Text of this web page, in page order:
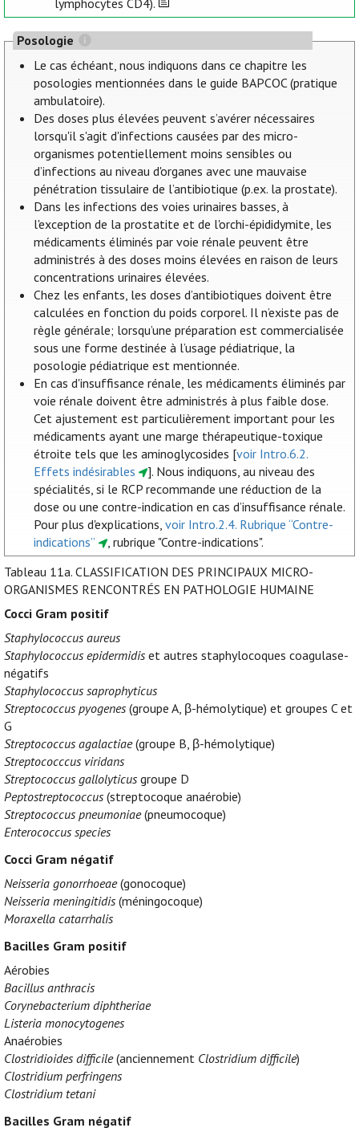
lymphocytes CD4).
Posologie
Le cas échéant, nous indiquons dans ce chapitre les
posologies mentionnées dans le guide BAPCOC (pratique
ambulatoire).
Des doses plus élevées peuvent s’avérer nécessaires
lorsqu'il s'agit d'infections causées par des micro-
organismes potentiellement moins sensibles ou
d’infections au niveau d'organes avec une mauvaise
pénétration tissulaire de l’antibiotique (p.ex. la prostate).
Dans les infections des voies urinaires basses, à
l'exception de la prostatite et de l'orchi-épididymite, les
médicaments éliminés par voie rénale peuvent être
administrés à des doses moins élevées en raison de leurs
concentrations urinaires élevées.
Chez les enfants, les doses d’antibiotiques doivent être
calculées en fonction du poids corporel. Il n’existe pas de
règle générale; lorsqu’une préparation est commercialisée
sous une forme destinée à l’usage pédiatrique, la
posologie pédiatrique est mentionnée.
En cas d'insuffisance rénale, les médicaments éliminés par
voie rénale doivent être administrés à plus faible dose.
Cet ajustement est particulièrement important pour les
médicaments ayant une marge thérapeutique-toxique
étroite tels que les aminoglycosides [voir Intro.6.2.
Effets indésirables
]. Nous indiquons, au niveau des
spécialités, si le RCP recommande une réduction de la
dose ou une contre-indication en cas d’insuffisance rénale.
Pour plus d'explications,voir Intro.2.4. Rubrique “Contre-
indications”
, rubrique "Contre-indications".
Tableau 11a. CLASSIFICATION DES PRINCIPAUX MICRO-
ORGANISMES RENCONTRÉS EN PATHOLOGIE HUMAINE
Cocci Gram positif
Staphylococcus aureus
Staphylococcus epidermidis et autres staphylocoques coagulase-
négatifs
Staphylococcus saprophyticus
Streptococcus pyogenes (groupe A, β-hémolytique) et groupes C et
G
Streptococcus agalactiae(groupe B, β-hémolytique)
Streptococccus viridans
Streptococcus gallolyticus groupe D
Peptostreptococcus (streptocoque anaérobie)
Streptococcus pneumoniae(pneumocoque)
Enterococcus species
Cocci Gram négatif
Neisseria gonorrhoeae(gonocoque)
Neisseria meningitidis (méningocoque)
Moraxella catarrhalis
Bacilles Gram positif
Aérobies
Bacillus anthracis
Corynebacterium diphtheriae
Listeria monocytogenes
Anaérobies
Clostridioides difficile(anciennement Clostridium difficile)
Clostridium perfringens
Clostridium tetani
Bacilles Gram négatif